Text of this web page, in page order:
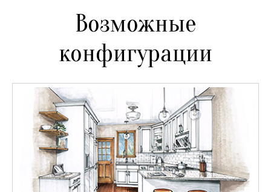
Возможные
конфигурации